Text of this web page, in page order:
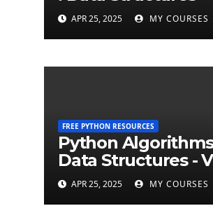
APR 25, 2025 MY COURSES
FREE PYTHON RESOURCES
Python
Data Structures -
Brief Introduction
Python
APR 25, 2025 MY COURSES